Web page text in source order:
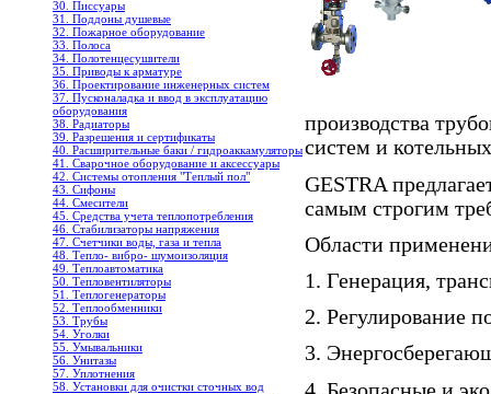
30. Писсуары
31. Поддоны душевые
32. Пожарное оборудование
33. Полоса
34. Полотенцесушители
35. Приводы к арматуре
36. Проектирование инженерных систем
37. Пусконаладка и ввод в эксплуатацию
оборудования
38. Радиаторы
39. Разрешения и сертификаты
40. Расширительные баки / гидроаккамуляторы
41. Сварочное оборудование и аксессуары
42. Системы отопления "Теплый пол"
43. Сифоны
44. Смесители
45. Средства учета теплопотребления
46. Стабилизаторы напряжения
47. Счетчики воды, газа и тепла
48. Тепло- вибро- шумоизоляция
49. Теплоавтоматика
50. Тепловентиляторы
51. Теплогенераторы
52. Теплообменники
53. Трубы
54. Уголки
55. Умывальники
56. Унитазы
57. Уплотнения
58. Установки для очистки сточных вод
производства
систем и
GESTRA
самым строгим
Области
1. Генерация,
2. Регулирование
3.